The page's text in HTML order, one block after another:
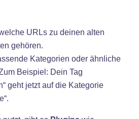
URLs zu deinen alten
gehören.
Kategorien oder ähnliche
Beispiel: Dein Tag
geht jetzt auf die Kategorie